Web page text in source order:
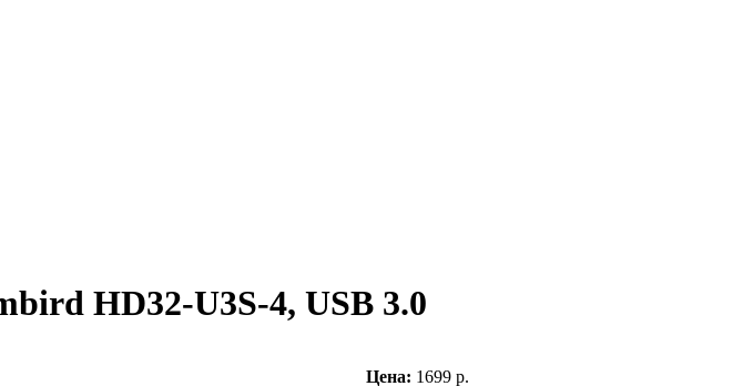
HD32-U3S-4, USB 3.0
Цена: 1699 р.